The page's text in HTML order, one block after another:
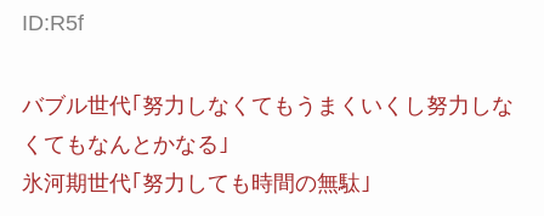
ID:R5f
バブル世代｢努力しなくてもうまくいくし努力しな
くてもなんとかなる｣
氷河期世代｢努力しても時間の無駄｣